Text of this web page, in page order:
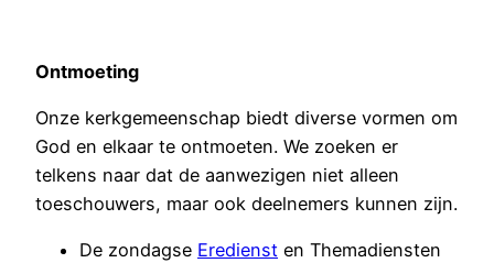
Ontmoeting
Onze kerkgemeenschap biedt diverse vormen om
God en elkaar te ontmoeten. We zoeken er
telkens naar dat de aanwezigen niet alleen
toeschouwers, maar ook deelnemers kunnen zijn.
De zondagse Eredienst en Themadiensten